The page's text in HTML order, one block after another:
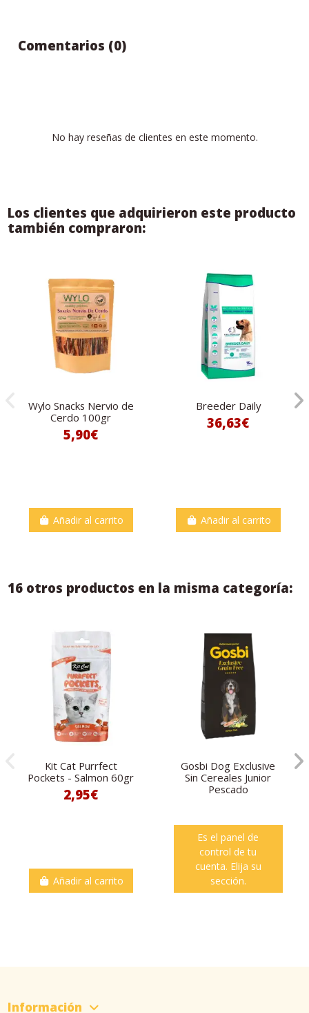
Comentarios (0)
No hay reseñas de clientes en este momento.
Los clientes que adquirieron este producto
también compraron:
Wylo Snacks Nervio de
Cerdo 100gr
5,90€
Añadir al carrito
Breeder Daily
36,63€
Añadir al carrito
16 otros productos en la misma categoría:
Kit Cat Purrfect
Pockets - Salmon 60gr
2,95€
Añadir al carrito
Gosbi Dog Exclusive
Sin Cereales Junior
Pescado
Es el panel de
control de tu
cuenta. Elija su
sección.
Información